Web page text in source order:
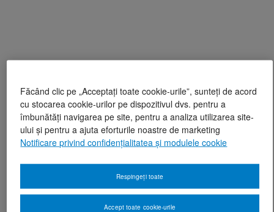
Făcând clic pe „Acceptați toate cookie-urile”, sunteți de acord
cu stocarea cookie-urilor pe dispozitivul dvs. pentru a
îmbunătăți navigarea pe site, pentru a analiza utilizarea site-
ului și pentru a ajuta eforturile noastre de marketing
Notificare privind confidențialitatea și modulele cookie
Respingeți toate
Accept toate cookie-urile